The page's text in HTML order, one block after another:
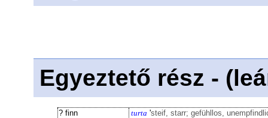
Egyeztető rész -
? finn turta 'steif, starr; gefühllos,